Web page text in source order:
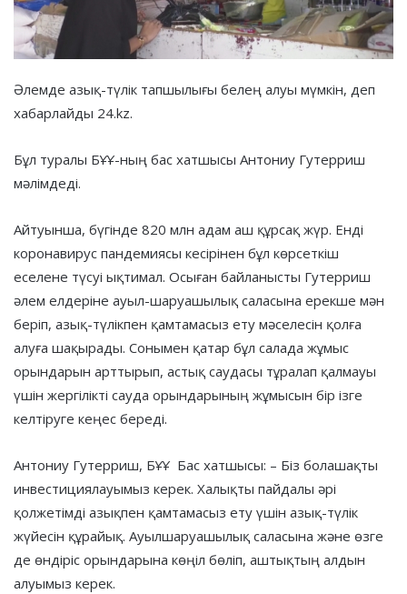
Әлемде азық-түлік тапшылығы белең алуы мүмкін, деп
хабарлайды 24.kz.
Бұл туралы БҰҰ-ның бас хатшысы Антониу Гутерриш
мәлімдеді.
Айтуынша, бүгінде 820 млн адам аш құрсақ жүр. Енді
коронавирус пандемиясы кесірінен бұл көрсеткіш
еселене түсуі ықтимал. Осыған байланысты Гутерриш
әлем елдеріне ауыл-шаруашылық саласына ерекше мән
беріп, азық-түлікпен қамтамасыз ету мәселесін қолға
алуға шақырады. Сонымен қатар бұл салада жұмыс
орындарын арттырып, астық саудасы тұралап қалмауы
үшін жергілікті сауда орындарының жұмысын бір ізге
келтіруге кеңес береді.
Антониу Гутерриш, БҰҰ Бас хатшысы: – Біз болашақты
инвестициялауымыз керек. Халықты пайдалы әрі
қолжетімді азықпен қамтамасыз ету үшін азық-түлік
жүйесін құрайық. Ауылшаруашылық саласына және өзге
де өндіріс орындарына көңіл бөліп, аштықтың алдын
алуымыз керек.